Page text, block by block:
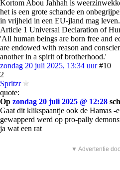
Kortom Abou Jahhah is
het is een grote schande en
in vrijheid in een EU-jland mag leven.
Article 1 Universal Declaration of
'All human beings are born free and
are endowed with reason and
another in a spirit of brotherhood.'
zondag 20 juli 2025, 13:34 uur #10
2
Spritzr
quote:
Op zondag 20 juli 2025 @ 12:28
Gaat dit klikspaantje ook de Hamas -
gewapperd werd op pro-pally
ja wat een rat
▼ Advertentie